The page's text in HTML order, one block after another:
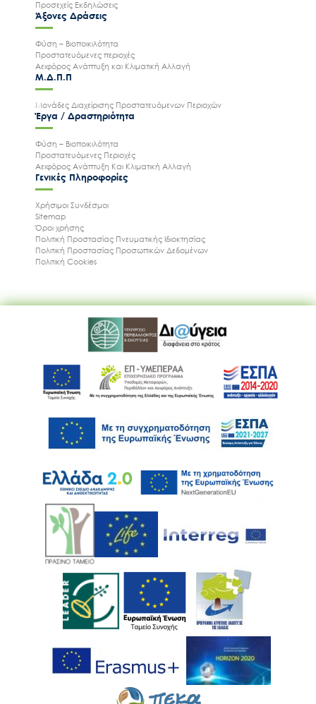
Προσεχείς Εκδηλώσεις
Άξονες Δράσεις
Φύση – Βιοποικιλότητα
Προστατευόμενες περιοχές
Αειφόρος Ανάπτυξη και Κλιματική Αλλαγή
Μ.Δ.Π.Π
Μονάδες Διαχείρισης Προστατευόμενων Περιοχών
Έργα / Δραστηριότητα
Φύση – Βιοποικιλότητα
Προστατευόμενες Περιοχές
Αειφόρος Ανάπτυξη Και Κλιματική Αλλαγή
Γενικές Πληροφορίες
Χρήσιμοι Συνδέσμοι
Sitemap
Όροι χρήσης
Πολιτική Προστασίας Πνευματικής Ιδιοκτησίας
Πολιτική Προστασίας Προσωπικών Δεδομένων
Πολιτική Cookies